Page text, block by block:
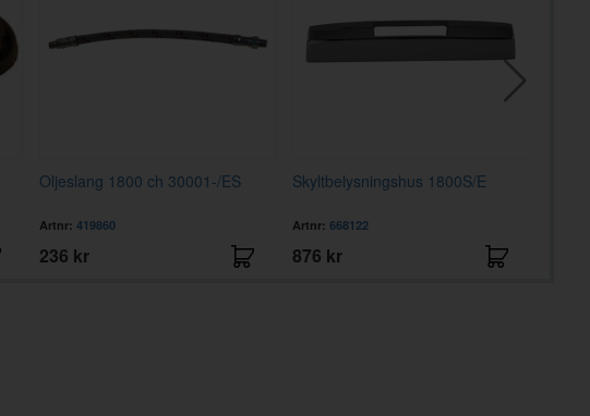
Oljeslang 1800 ch 30001-/ES
Artnr:419860
236 kr
Skyltbelysningshus 1800S/E
Artnr:668122
876 kr